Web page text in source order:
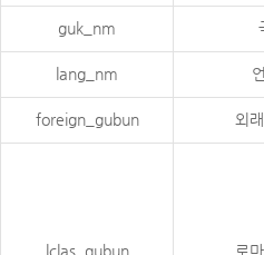
guk_nm
lang_nm
foreign_gubun 외
lclas_gubun 로